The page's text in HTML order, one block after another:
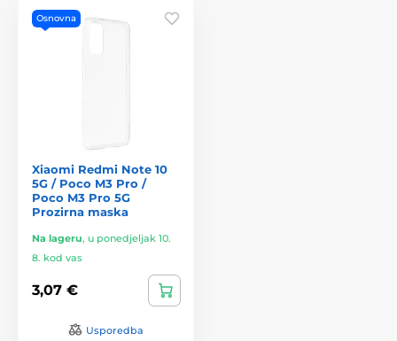
Osnovna
Xiaomi Redmi Note 10
5G / Poco M3 Pro /
Poco M3 Pro 5G
Prozirna maska
Na lageru, u ponedjeljak 10.
8. kod vas
3,07 €
Usporedba